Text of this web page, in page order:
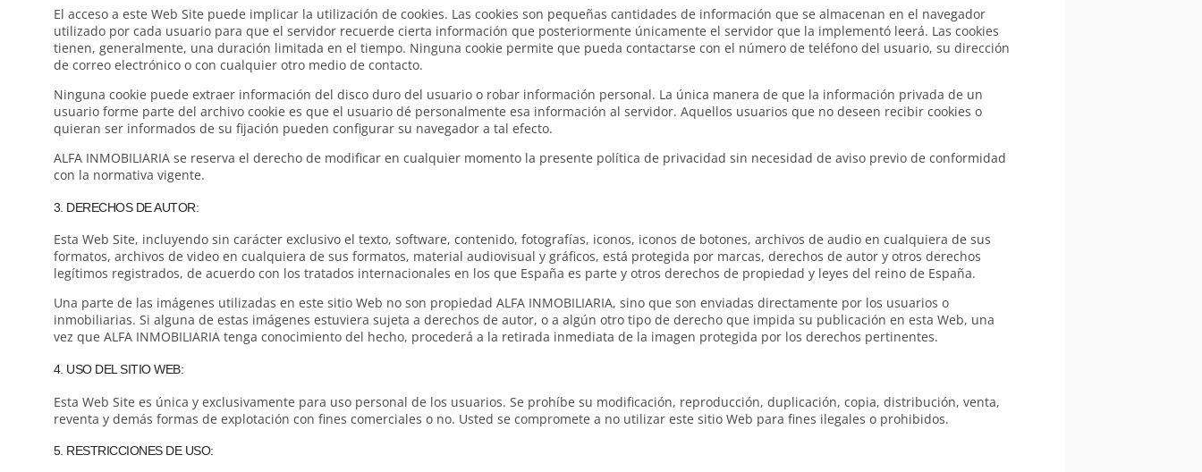
El acceso a este Web Site puede implicar la utilización de cookies. Las cookies son pequeñas cantidades de información que se almacenan en el navegador
utilizado por cada usuario para que el servidor recuerde cierta información que posteriormente únicamente el servidor que la implementó leerá. Las cookies
tienen, generalmente, una duración limitada en el tiempo. Ninguna cookie permite que pueda contactarse con el número de teléfono del usuario, su dirección
de correo electrónico o con cualquier otro medio de contacto.
Ninguna cookie puede extraer información del disco duro del usuario o robar información personal. La única manera de que la información privada de un
usuario forme parte del archivo cookie es que el usuario dé personalmente esa información al servidor. Aquellos usuarios que no deseen recibir cookies o
quieran ser informados de su fijación pueden configurar su navegador a tal efecto.
ALFA INMOBILIARIA se reserva el derecho de modificar en cualquier momento la presente política de privacidad sin necesidad de aviso previo de conformidad
con la normativa vigente.
3. DERECHOS DE AUTOR:
Esta Web Site, incluyendo sin carácter exclusivo el texto, software, contenido, fotografías, iconos, iconos de botones, archivos de audio en cualquiera de sus
formatos, archivos de video en cualquiera de sus formatos, material audiovisual y gráficos, está protegida por marcas, derechos de autor y otros derechos
legítimos registrados, de acuerdo con los tratados internacionales en los que España es parte y otros derechos de propiedad y leyes del reino de España.
Una parte de las imágenes utilizadas en este sitio Web no son propiedad ALFA INMOBILIARIA, sino que son enviadas directamente por los usuarios o
inmobiliarias. Si alguna de estas imágenes estuviera sujeta a derechos de autor, o a algún otro tipo de derecho que impida su publicación en esta Web, una
vez que ALFA INMOBILIARIA tenga conocimiento del hecho, procederá a la retirada inmediata de la imagen protegida por los derechos pertinentes.
4. USO DEL SITIO WEB:
Esta Web Site es única y exclusivamente para uso personal de los usuarios. Se prohíbe su modificación, reproducción, duplicación, copia, distribución, venta,
reventa y demás formas de explotación con fines comerciales o no. Usted se compromete a no utilizar este sitio Web para fines ilegales o prohibidos.
5. RESTRICCIONES DE USO: